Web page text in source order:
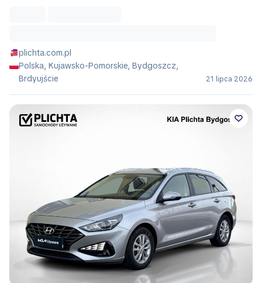
plichta.com.pl
Polska, Kujawsko-Pomorskie, Bydgoszcz,
Brdyujście
21 lipca 2026